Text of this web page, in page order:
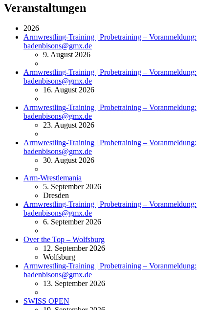
Veranstaltungen
2026
Armwrestling-Training | Probetraining – Voranmeldung:
badenbisons@gmx.de
9. August 2026
Armwrestling-Training | Probetraining – Voranmeldung:
badenbisons@gmx.de
16. August 2026
Armwrestling-Training | Probetraining – Voranmeldung:
badenbisons@gmx.de
23. August 2026
Armwrestling-Training | Probetraining – Voranmeldung:
badenbisons@gmx.de
30. August 2026
Arm-Wrestlemania
5. September 2026
Dresden
Armwrestling-Training | Probetraining – Voranmeldung:
badenbisons@gmx.de
6. September 2026
Over the Top – Wolfsburg
12. September 2026
Wolfsburg
Armwrestling-Training | Probetraining – Voranmeldung:
badenbisons@gmx.de
13. September 2026
SWISS OPEN